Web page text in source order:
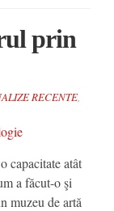
prin
RECENTE,
capacitate atât
a făcut-o şi
muzeu de artă